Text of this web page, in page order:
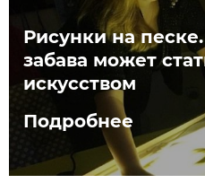
Рисунки на
забава может
искусством
Подробнее